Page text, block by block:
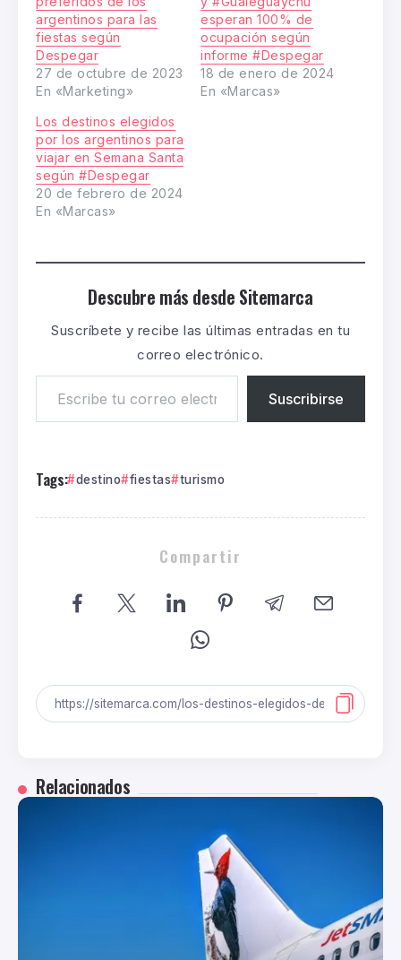
argentinos para las
fiestas según
Despegar
27 de octubre de 2023
En «Marketing»
esperan 100% de
ocupación según
informe #Despegar
18 de enero de 2024
En «Marcas»
Los destinos elegidos
por los argentinos para
viajar en Semana Santa
según #Despegar
20 de febrero de 2024
En «Marcas»
Descubre más desde Sitemarca
Suscríbete y recibe las últimas entradas en tu
correo electrónico.
Suscribirse
Tags: destino fiestas turismo
Compartir
Relacionados